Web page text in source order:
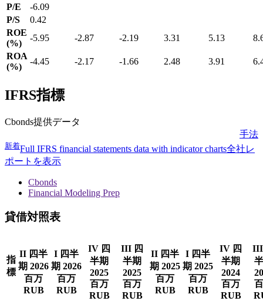
P/E
-6.09
P/S
0.42
ROE
(%)
-5.95 -2.87 -2.19 3.31 5.13
ROA
(%)
-4.45 -2.17 -1.66 2.48 3.91
IFRS指標
Cbonds提供データ
手法
新着Full IFRS financial statements data with indicator charts全社レ
ポートを表示
Cbonds
Financial Modeling Prep
貸借対照表
指
標
II 四半
期 2026
百万
RUB
I 四半
期 2026
百万
RUB
IV 四
半期
2025
百万
RUB
III 四
半期
2025
百万
RUB
II 四半
期 2025
百万
RUB
I 四半
期 2025
百万
RUB
IV 四
半期
2024
百万
RUB
III